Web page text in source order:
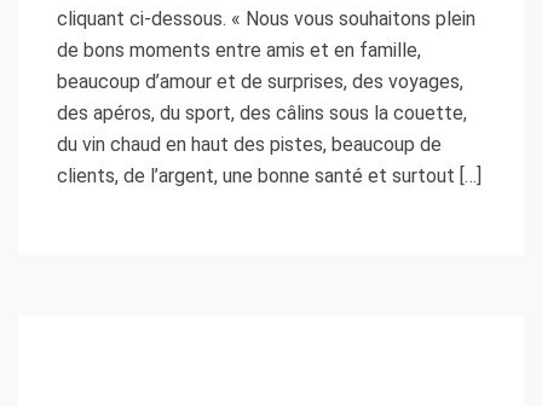
cliquant ci-dessous. « Nous vous souhaitons plein
de bons moments entre amis et en famille,
beaucoup d’amour et de surprises, des voyages,
des apéros, du sport, des câlins sous la couette,
du vin chaud en haut des pistes, beaucoup de
clients, de l’argent, une bonne santé et surtout […]